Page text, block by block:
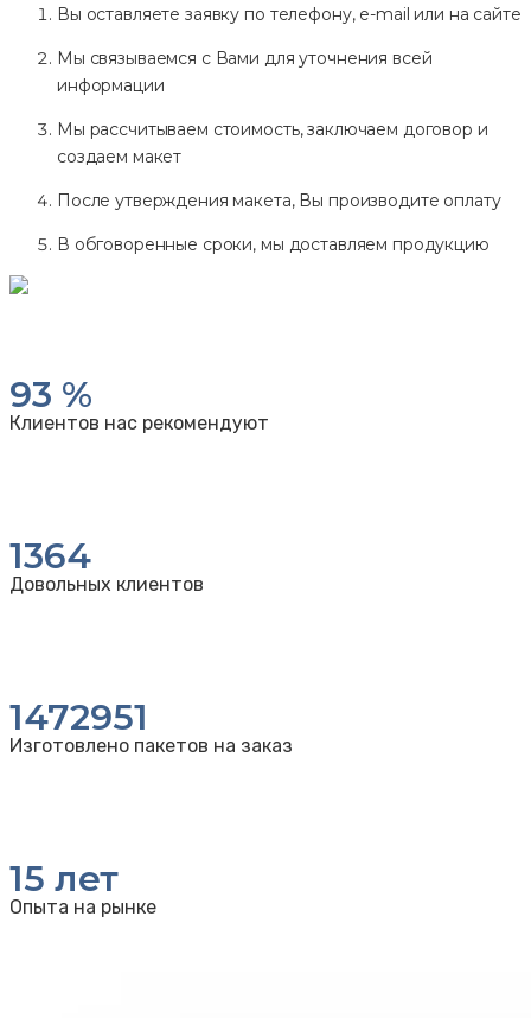
Вы оставляете заявку по телефону, e-mail или на сайте
Мы связываемся с Вами для уточнения всей
информации
Мы рассчитываем стоимость, заключаем договор и
создаем макет
После утверждения макета, Вы производите оплату
В обговоренные сроки, мы доставляем продукцию
93 %
Клиентов нас рекомендуют
1364
Довольных клиентов
1472951
Изготовлено пакетов на заказ
15 лет
Опыта на рынке